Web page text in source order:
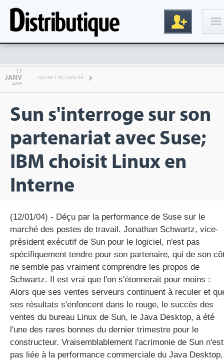
Inscription
gratuite
12
JANV
2004
TOUTE L'ACTUALITÉ
Sun s'interroge sur son
partenariat avec Suse;
IBM choisit Linux en
Interne
(12/01/04) - Déçu par la performance de Suse sur le
marché des postes de travail. Jonathan Schwartz, vice-
président exécutif de Sun pour le logiciel, n'est pas
spécifiquement tendre pour son partenaire, qui de son
ne semble pas vraiment comprendre les propos de
Schwartz. Il est vrai que l'on s'étonnerait pour moins :
Alors que ses ventes serveurs continuent à reculer et
ses résultats s'enfoncent dans le rouge, le succès des
ventes du bureau Linux de Sun, le Java Desktop, a été
l'une des rares bonnes du dernier trimestre pour le
constructeur. Vraisemblablement l'acrimonie de Sun n'est
pas liée à la performance commerciale du Java Desktop,